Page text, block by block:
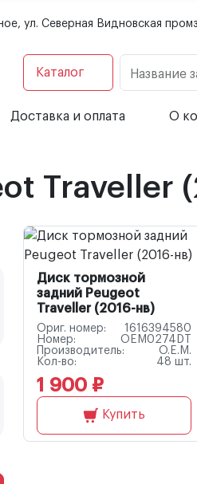
ул. Северная Видновская
Каталог Название
Доставка и оплата О
Traveller
Диск тормозной
задний Peugeot
Traveller (2016-нв)
Ориг. номер:
1616394580
Номер:
OEM0274DT
Производитель:
O.E.M.
Кол-во:
48 шт.
1 900 ₽
Купить